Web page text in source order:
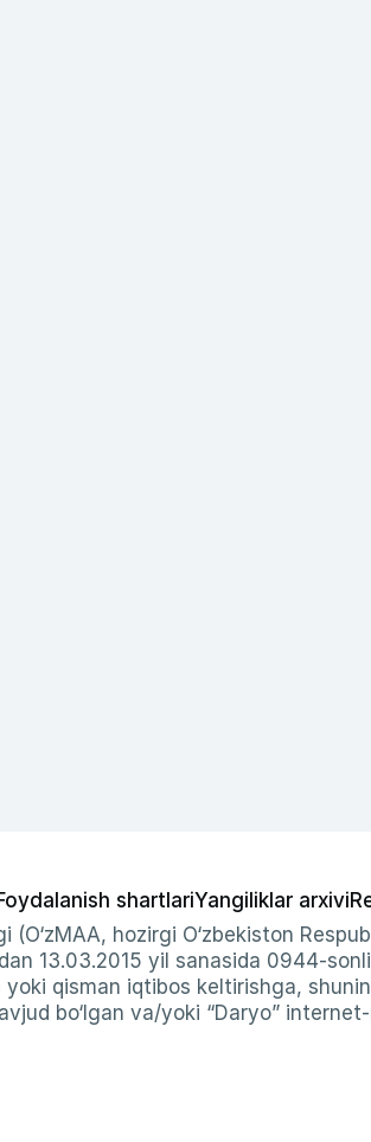
shartlariYangiliklar arxivi
hozirgi O‘zbekiston
13.03.2015 yil sanasida 0944-
qisman iqtibos keltirishga,
bo‘lgan va/yoki “Daryo”